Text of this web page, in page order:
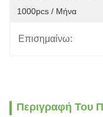
1000pcs / Μήνα
Επισημαίνω:
Περιγραφή Του